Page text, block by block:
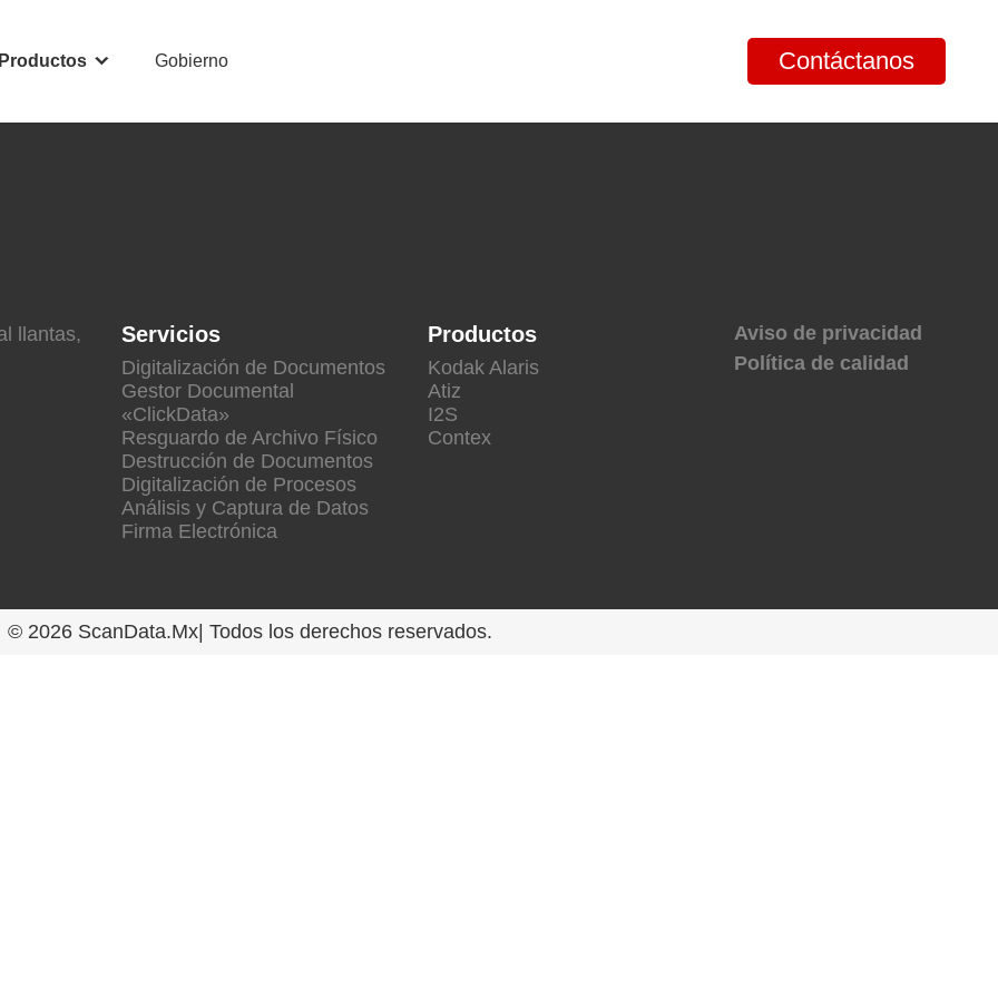
Productos Gobierno Contáctanos
llantas,
Servicios
Digitalización de Documentos
Gestor Documental
«ClickData»
Resguardo de Archivo Físico
Destrucción de Documentos
Digitalización de Procesos
Análisis y Captura de Datos
Firma Electrónica
Productos
Kodak Alaris
Atiz
I2S
Contex
Aviso de privacidad
Política de calidad
© 2026 ScanData.Mx| Todos los derechos reservados.